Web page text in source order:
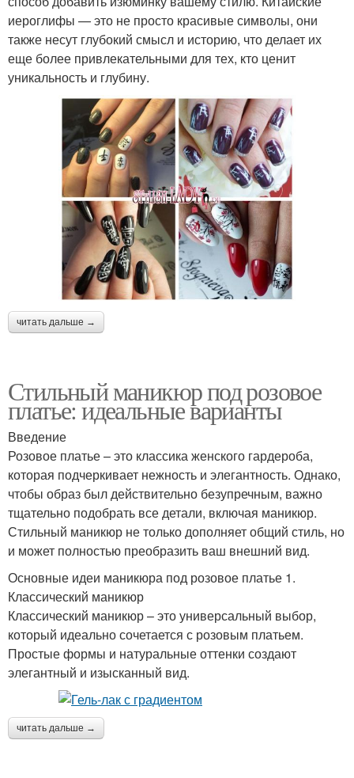
иероглифы — это не просто красивые символы, они
также несут глубокий смысл и историю, что делает их
еще более привлекательными для тех, кто ценит
уникальность и глубину.
читать дальше →
Стильный маникюр под розовое
платье: идеальные варианты
Введение
Розовое платье – это классика женского гардероба,
которая подчеркивает нежность и элегантность. Однако,
чтобы образ был действительно безупречным, важно
тщательно подобрать все детали, включая маникюр.
Стильный маникюр не только дополняет общий стиль, но
и может полностью преобразить ваш внешний вид.
Основные идеи маникюра под розовое платье 1.
Классический маникюр
Классический маникюр – это универсальный выбор,
который идеально сочетается с розовым платьем.
Простые формы и натуральные оттенки создают
элегантный и изысканный вид.
читать дальше →